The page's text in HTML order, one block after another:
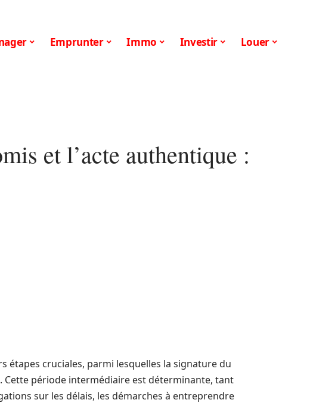
Emprunter Immo Investir Louer
et l’acte authentique :
étapes cruciales, parmi lesquelles la signature du
Cette période intermédiaire est déterminante, tant
sur les délais, les démarches à entreprendre